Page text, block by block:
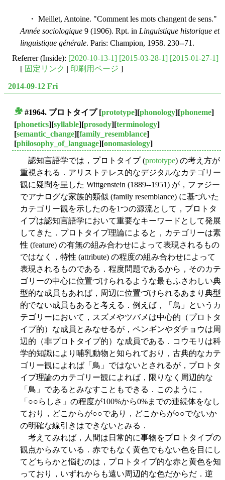
・ Meillet, Antoine. "Comment les mots changent de sens."
Année sociologique 9 (1906). Rpt. in Linguistique historique et
linguistique générale. Paris: Champion, 1958. 230--71.
Referrer (Inside): [2020-10-13-1] [2015-03-28-1] [2015-01-27-1]
[ 固定リンク 印刷用ページ ]
2014-09-12 Fri
#1964. プロトタイプ[prototype][phonology][phoneme]
[phonetics][syllable][prosody][terminology]
[semantic_change][family_resemblance]
[philosophy_of_language][onomasiology]
認知言語学では，プロトタイプ (prototype) の考え方が
重視される．アリストテレス的なデジタルなカテゴリー
観に疑問を呈した Wittgenstein (1889--1951) が，ファジー
でアナログな家族的類似 (family resemblance) に基づいた
カテゴリー観を示したのを1つの源流として，プロトタ
イプは認知言語学において重要なキーワードとして発展
してきた．プロトタイプ理論によると，カテゴリーは素
性 (feature) の有無の組み合わせによって表現されるもの
ではなく，特性 (attribute) の程度の組み合わせによって
表現されるものである．程度問題であるから，そのカテ
ゴリーの中心に位置づけられるような最もふさわしい典
型的な成員もあれば，周辺に位置づけられるあまり典型
的でない成員もあると考える．例えば，「鳥」というカ
テゴリーにおいて，スズメやツバメは中心的（プロトタ
イプ的）な成員とみなせるが，ペンギンやダチョウは周
辺的（非プロトタイプ的）な成員である．コウモリは科
学的知識により哺乳動物と知られており，古典的なカテ
ゴリー観によれば「鳥」ではないとされるが，プロトタ
イプ理論のカテゴリー観によれば，限りなく周辺的な
「鳥」であるとみなすこともできる．このように，
「○○らしさ」の程度が100%から0%までの連続体をなし
ており，どこからが○○であり，どこからが○○でないか
の明確な線引きはできないとみる．
考えてみれば，人間は日常的に事物をプロトタイプの
観点からみている．赤でもなく黄色でもない色を目にし
てどちらかと悩むのは，プロトタイプ的な赤と黄色を知
っており，いずれからも遠い周辺的な色だからだ．逆